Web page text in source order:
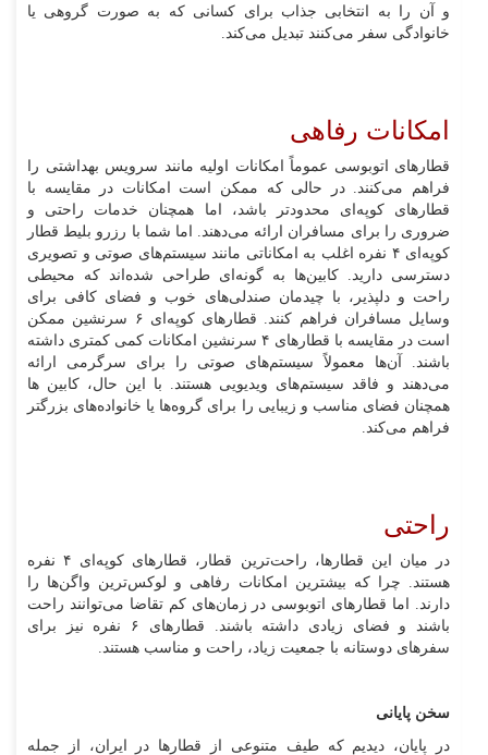
و آن را به انتخابی جذاب برای کسانی که به صورت گروهی یا
خانوادگی سفر می‌کنند تبدیل می‌کند.
امکانات رفاهی
قطارهای اتوبوسی عموماً امکانات اولیه مانند سرویس بهداشتی را
فراهم می‌کنند. در حالی که ممکن است امکانات در مقایسه با
قطارهای کوپه‌ای محدودتر باشد، اما همچنان خدمات راحتی و
ضروری را برای مسافران ارائه می‌دهند. اما شما با رزرو بلیط قطار
کوپه‌ای ۴ نفره اغلب به امکاناتی مانند سیستم‌های صوتی و تصویری
دسترسی دارید. کابین‌ها به گونه‌ای طراحی شده‌اند که محیطی
راحت و دلپذیر، با چیدمان صندلی‌های خوب و فضای کافی برای
وسایل مسافران فراهم کنند. قطارهای کوپه‌ای ۶ سرنشین ممکن
است در مقایسه با قطارهای ۴ سرنشین امکانات کمی‌ کمتری داشته
باشند. آن‌ها معمولاً سیستم‌های صوتی را برای سرگرمی ارائه
می‌دهند و فاقد سیستم‌های ویدیویی هستند. با این حال، کابین ها
همچنان فضای مناسب و زیبایی را برای گروه‌ها یا خانواده‌های بزرگتر
فراهم می‌کند.
راحتی
در میان این قطارها، راحت‌ترین قطار، قطارهای کوپه‌ای ۴ نفره
هستند. چرا که بیشترین امکانات رفاهی و لوکس‌ترین واگن‌ها را
دارند. اما قطارهای اتوبوسی در زمان‌های کم تقاضا می‌توانند راحت
باشند و فضای زیادی داشته باشند. قطارهای ۶ نفره نیز برای
سفرهای دوستانه با جمعیت زیاد، راحت و مناسب هستند.
سخن پایانی
در پایان، دیدیم که طیف متنوعی از قطارها در ایران، از جمله